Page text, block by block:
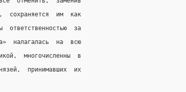
сохраняется  им  как
ответственностью  за
налагалась  на  всю
многочисленны  в
принимавших  их